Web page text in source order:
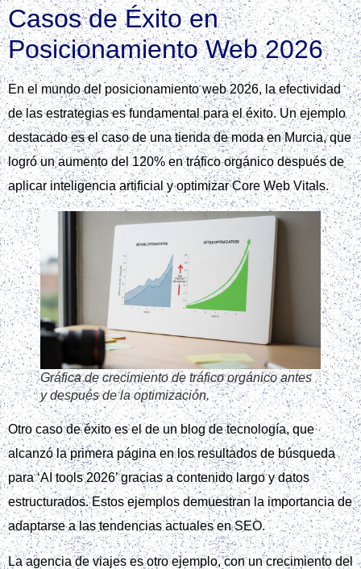
Casos de Éxito en
Posicionamiento Web 2026
En el mundo del posicionamiento web 2026, la efectividad
de las estrategias es fundamental para el éxito. Un ejemplo
destacado es el caso de una tienda de moda en Murcia, que
logró un aumento del 120% en tráfico orgánico después de
aplicar inteligencia artificial y optimizar Core Web Vitals.
Gráfica de crecimiento de tráfico orgánico antes
y después de la optimización.
Otro caso de éxito es el de un blog de tecnología, que
alcanzó la primera página en los resultados de búsqueda
para ‘AI tools 2026’ gracias a contenido largo y datos
estructurados. Estos ejemplos demuestran la importancia de
adaptarse a las tendencias actuales en SEO.
La agencia de viajes es otro ejemplo, con un crecimiento del